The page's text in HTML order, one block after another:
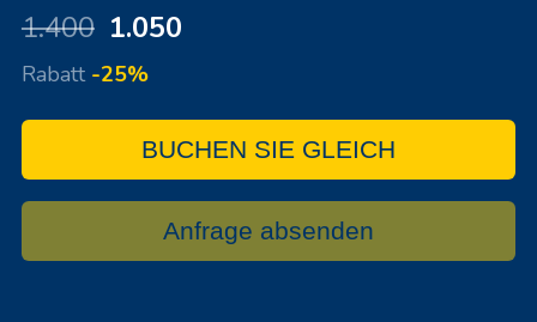
1.400 1.050
Rabatt -25%
BUCHEN SIE GLEICH
Anfrage absenden